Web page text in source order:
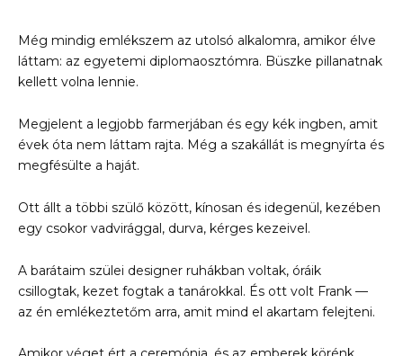
Még mindig emlékszem az utolsó alkalomra, amikor élve
láttam: az egyetemi diplomaosztómra. Büszke pillanatnak
kellett volna lennie.
Megjelent a legjobb farmerjában és egy kék ingben, amit
évek óta nem láttam rajta. Még a szakállát is megnyírta és
megfésülte a haját.
Ott állt a többi szülő között, kínosan és idegenül, kezében
egy csokor vadvirággal, durva, kérges kezeivel.
A barátaim szülei designer ruhákban voltak, óráik
csillogtak, kezet fogtak a tanárokkal. És ott volt Frank —
az én emlékeztetőm arra, amit mind el akartam felejteni.